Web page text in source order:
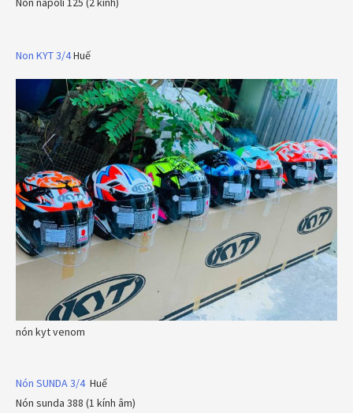
Non KYT 3/4Huế
nón kyt venom
Nón SUNDA 3/4Huế
Nón sunda 388 (1 kính âm)